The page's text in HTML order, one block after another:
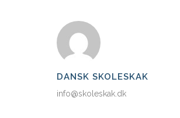
DANSK SKOLESKAK
info@skoleskak.dk